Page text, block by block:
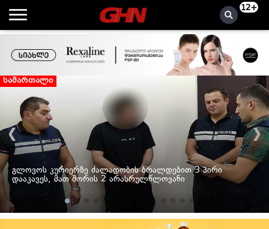
12+
სამართალი
გლოვოს კურიერზე ძალადობის ბრალდებით 3 პირი
დააკავეს, მათ შორის 2 არასრულწლოვანი